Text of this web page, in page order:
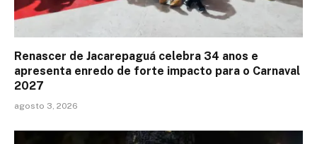
Renascer de Jacarepaguá celebra 34 anos e
apresenta enredo de forte impacto para o Carnaval
2027
agosto 3, 2026